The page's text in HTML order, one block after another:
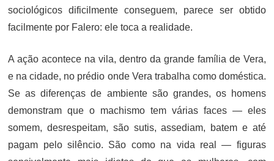
sociológicos dificilmente conseguem, parece ser obtido
facilmente por Falero: ele toca a realidade.
A ação acontece na vila, dentro da grande família de Vera,
e na cidade, no prédio onde Vera trabalha como doméstica.
Se as diferenças de ambiente são grandes, os homens
demonstram que o machismo tem várias faces — eles
somem, desrespeitam, são sutis, assediam, batem e até
pagam pelo silêncio. São como na vida real — figuras